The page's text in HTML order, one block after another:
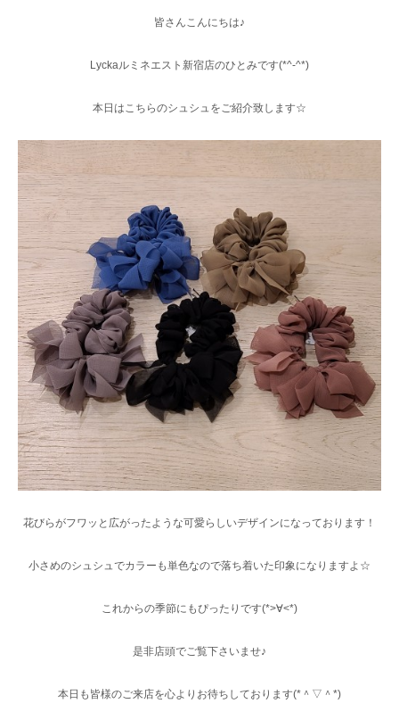
皆さんこんにちは♪
Lyckaルミネエスト新宿店のひとみです(*^-^*)
本日はこちらのシュシュをご紹介致します☆
花びらがフワッと広がったような可愛らしいデザインになっております！
小さめのシュシュでカラーも単色なので落ち着いた印象になりますよ☆
これからの季節にもぴったりです(*>∀<*)
是非店頭でご覧下さいませ♪
本日も皆様のご来店を心よりお待ちしております(*＾▽＾*)